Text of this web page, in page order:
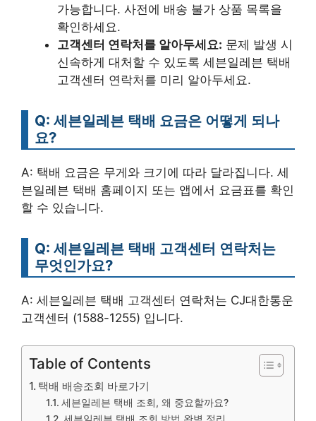
가능합니다. 사전에 배송 불가 상품 목록을
확인하세요.
고객센터 연락처를 알아두세요: 문제 발생 시
신속하게 대처할 수 있도록 세븐일레븐 택배
고객센터 연락처를 미리 알아두세요.
Q: 세븐일레븐 택배 요금은 어떻게 되나
요?
A: 택배 요금은 무게와 크기에 따라 달라집니다. 세
븐일레븐 택배 홈페이지 또는 앱에서 요금표를 확인
할 수 있습니다.
Q: 세븐일레븐 택배 고객센터 연락처는
무엇인가요?
A: 세븐일레븐 택배 고객센터 연락처는 CJ대한통운
고객센터 (1588-1255) 입니다.
Table of Contents
택배 배송조회 바로가기
세븐일레븐 택배 조회, 왜 중요할까요?
세븐일레븐 택배 조회 방법 완벽 정리